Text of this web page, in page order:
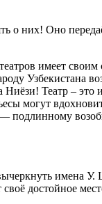
о них! Оно
имеет своим
Узбекистана
Театр – это
могут
подлинному
имена
достойное